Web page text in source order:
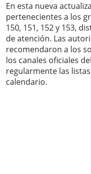
En esta nueva
pertenecientes a los
150, 151, 152 y 153,
de atención. Las
recomendaron a los
los canales oficiales
regularmente las
calendario.